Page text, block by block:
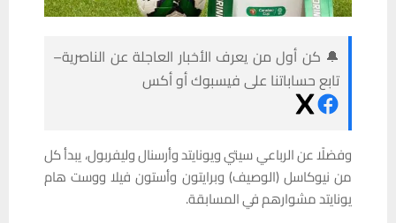
🔔 كن أول من يعرف الأخبار العاجلة عن الناصرية–
تابع حساباتنا على فيسبوك أو أكس
وفضلًا عن الرباعي سيتي ويونايتد وأرسنال وليفربول، يبدأ كل
من نيوكاسل (الوصيف) وبرايتون وأستون فيلا ووست هام
يونايتد مشوارهم في المسابقة.